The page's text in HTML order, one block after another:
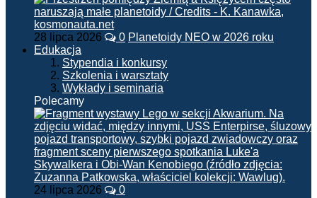
28 lipca 2026 0 Planetoidy NEO w 2026 roku
Edukacja
Stypendia i konkursy
Szkolenia i warsztaty
Wykłady i seminaria
Polecamy
24 lipca 2026 0